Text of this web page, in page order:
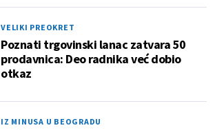
VELIKI PREOKRET
Poznati trgovinski lanac zatvara 50
prodavnica: Deo radnika već dobio
otkaz
IZ MINUSA U BEOGRADU